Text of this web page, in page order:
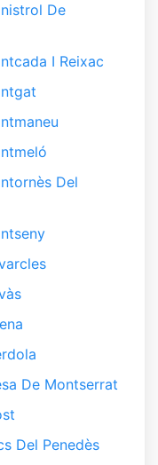
De
I Reixac
Del
De Montserrat
Del Penedès